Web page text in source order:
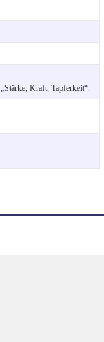
Kraft, Tapferkeit“.